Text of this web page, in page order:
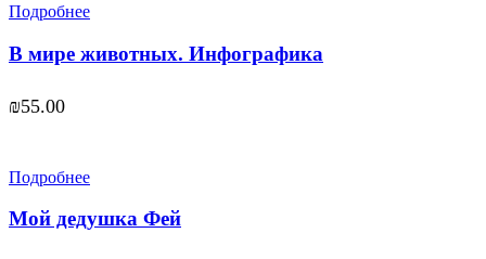
Подробнее
В мире животных. Инфографика
₪55.00
Подробнее
Мой дедушка Фей